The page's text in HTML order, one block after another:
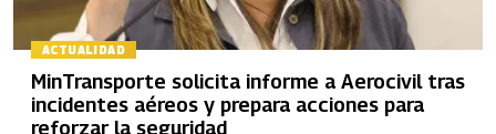
ACTUALIDAD
MinTransporte solicita informe a Aerocivil tras
incidentes aéreos y prepara acciones para
reforzar la seguridad